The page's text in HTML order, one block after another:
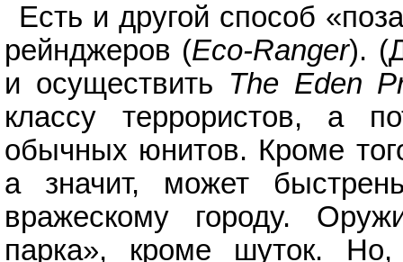
Есть и другой способ
рейнджеров (Eco-Ranger).
и осуществить The Eden
классу террористов, а
обычных юнитов. Кроме
а значит, может
вражескому городу.
парка», кроме шуток. Но,